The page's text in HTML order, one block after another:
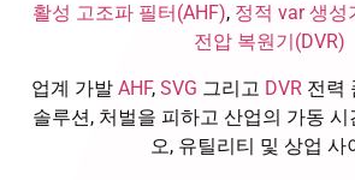
활성 고조파 필터(AHF), 정적 var 생성
전압 복원기(DVR)
업계 가발 AHF, SVG 그리고 DVR 전력
솔루션, 처벌을 피하고 산업의 가동
오, 유틸리티 및 상업 사